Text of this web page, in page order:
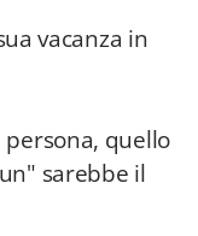
vacanza in
quello
sarebbe il